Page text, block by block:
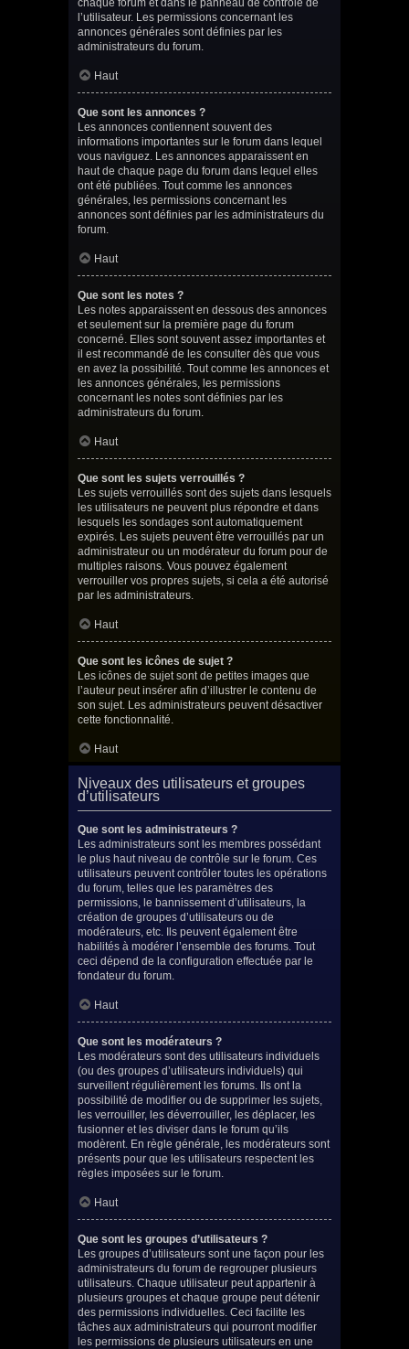
chaque forum et dans le panneau de contrôle de
l’utilisateur. Les permissions concernant les
annonces générales sont définies par les
administrateurs du forum.
Haut
Que sont les annonces ?
Les annonces contiennent souvent des
informations importantes sur le forum dans lequel
vous naviguez. Les annonces apparaissent en
haut de chaque page du forum dans lequel elles
ont été publiées. Tout comme les annonces
générales, les permissions concernant les
annonces sont définies par les administrateurs du
forum.
Haut
Que sont les notes ?
Les notes apparaissent en dessous des annonces
et seulement sur la première page du forum
concerné. Elles sont souvent assez importantes et
il est recommandé de les consulter dès que vous
en avez la possibilité. Tout comme les annonces et
les annonces générales, les permissions
concernant les notes sont définies par les
administrateurs du forum.
Haut
Que sont les sujets verrouillés ?
Les sujets verrouillés sont des sujets dans lesquels
les utilisateurs ne peuvent plus répondre et dans
lesquels les sondages sont automatiquement
expirés. Les sujets peuvent être verrouillés par un
administrateur ou un modérateur du forum pour de
multiples raisons. Vous pouvez également
verrouiller vos propres sujets, si cela a été autorisé
par les administrateurs.
Haut
Que sont les icônes de sujet ?
Les icônes de sujet sont de petites images que
l’auteur peut insérer afin d’illustrer le contenu de
son sujet. Les administrateurs peuvent désactiver
cette fonctionnalité.
Haut
Niveaux des utilisateurs et groupes
d’utilisateurs
Que sont les administrateurs ?
Les administrateurs sont les membres possédant
le plus haut niveau de contrôle sur le forum. Ces
utilisateurs peuvent contrôler toutes les opérations
du forum, telles que les paramètres des
permissions, le bannissement d’utilisateurs, la
création de groupes d’utilisateurs ou de
modérateurs, etc. Ils peuvent également être
habilités à modérer l’ensemble des forums. Tout
ceci dépend de la configuration effectuée par le
fondateur du forum.
Haut
Que sont les modérateurs ?
Les modérateurs sont des utilisateurs individuels
(ou des groupes d’utilisateurs individuels) qui
surveillent régulièrement les forums. Ils ont la
possibilité de modifier ou de supprimer les sujets,
les verrouiller, les déverrouiller, les déplacer, les
fusionner et les diviser dans le forum qu’ils
modèrent. En règle générale, les modérateurs sont
présents pour que les utilisateurs respectent les
règles imposées sur le forum.
Haut
Que sont les groupes d’utilisateurs ?
Les groupes d’utilisateurs sont une façon pour les
administrateurs du forum de regrouper plusieurs
utilisateurs. Chaque utilisateur peut appartenir à
plusieurs groupes et chaque groupe peut détenir
des permissions individuelles. Ceci facilite les
tâches aux administrateurs qui pourront modifier
les permissions de plusieurs utilisateurs en une